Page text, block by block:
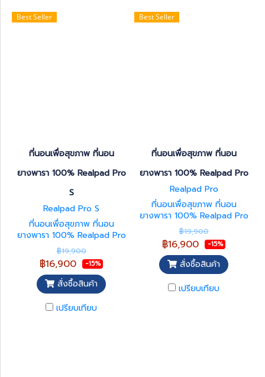
Best Seller
ที่นอนเพื่อสุขภาพ ที่นอน
ยางพารา 100% Realpad Pro
S
Realpad Pro S
ที่นอนเพื่อสุขภาพ ที่นอน
ยางพารา 100% Realpad Pro
S รับประกัน 5 ปี ที่นอนยางพารา
แท้กระจายแรงกดทับได้สูงทำให้
ลดการกดทับจากน้ำหนักตัวผู้ใช้
งานได้ดี โอกาสเกิดการเสียดสี
จากการนอนน้อยลง ยางพารามี
ความยืดหยุ่นสูง ระบายความ
ร้อนได้ดี ไม่อับชื้น ส่งผลให้ลด
฿19,900
฿16,900 -15%
สั่งซื้อสินค้า
เปรียบเทียบ
Best Seller
ที่นอนเพื่อสุขภาพ ที่นอน
ยางพารา 100% Realpad Pro
Realpad Pro
ที่นอนเพื่อสุขภาพ ที่นอน
ยางพารา 100% Realpad Pro
รับประกัน 3 ปี ที่นอนยางพารา
แท้กระจายแรงกดทับได้สูงทำให้
ลดการกดทับจากน้ำหนักตัวผู้ใช้
งานได้ดี โอกาสเกิดการเสียดสี
จากการนอนน้อยลง ยางพารามี
ความยืดหยุ่นสูง ระบายความ
ร้อนได้ดี ไม่อับชื้น ส่งผลให้ลด
฿19,900
฿16,900 -15%
สั่งซื้อสินค้า
เปรียบเทียบ